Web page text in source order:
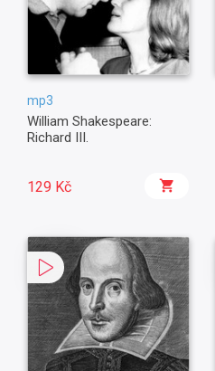
mp3
William Shakespeare:
Richard III.
129 Kč